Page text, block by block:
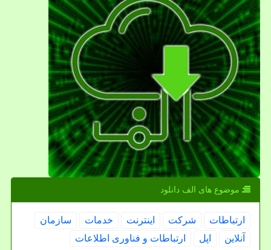
موضوع های الف دانلود
ارتباطات شركت اینترنت خدمات
سازمان
آنلاین
اپل ارتباطات و فناوری اطلاعات